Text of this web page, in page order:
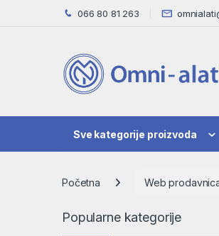
Skip to navigation
Skip to content 066 80 81 263
Sve kategorije proizvoda
Početna Web
Popularne kategorije